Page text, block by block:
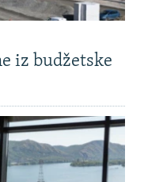
iz budžetske